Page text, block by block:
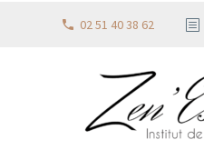
02 51 40 38 62